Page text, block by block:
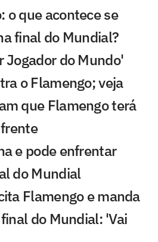
o que acontece se
final do Mundial?
Jogador do Mundo'
o Flamengo; veja
que Flamengo terá
e pode enfrentar
do Mundial
Flamengo e manda
do Mundial: 'Vai